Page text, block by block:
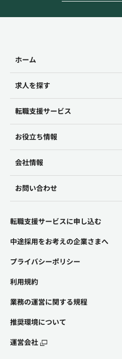
ホーム
求人を探す
転職支援サービス
お役立ち情報
会社情報
お問い合わせ
転職支援サービスに申し込む
中途採用をお考えの企業さまへ
プライバシーポリシー
利用規約
業務の運営に関する規程
推奨環境について
運営会社